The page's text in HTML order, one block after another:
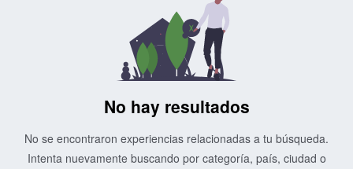
No hay resultados
No se encontraron experiencias relacionadas a tu búsqueda.
Intenta nuevamente buscando por categoría, país, ciudad o